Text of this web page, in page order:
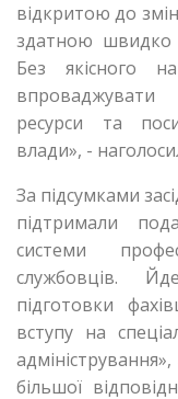
відкритою до
здатною швидко
Без якісного
ресурси та
влади», -
За підсумками
підтримали
системи
службовців.
підготовки
вступу на
більшої